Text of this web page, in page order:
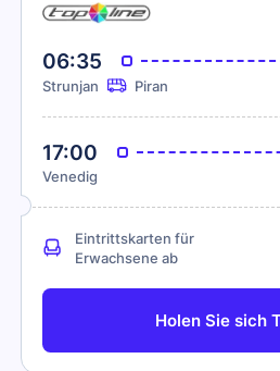
06:35
Strunjan Piran
17:00
Venedig
Eintrittskarten für
Erwachsene ab
Holen Sie sich